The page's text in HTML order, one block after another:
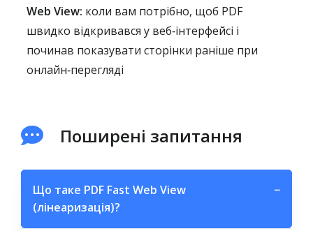
Web View: коли вам потрібно, щоб PDF
швидко відкривався у веб‑інтерфейсі і
починав показувати сторінки раніше при
онлайн‑перегляді
Поширені запитання
Що таке PDF Fast Web View
(лінеаризація)?
−